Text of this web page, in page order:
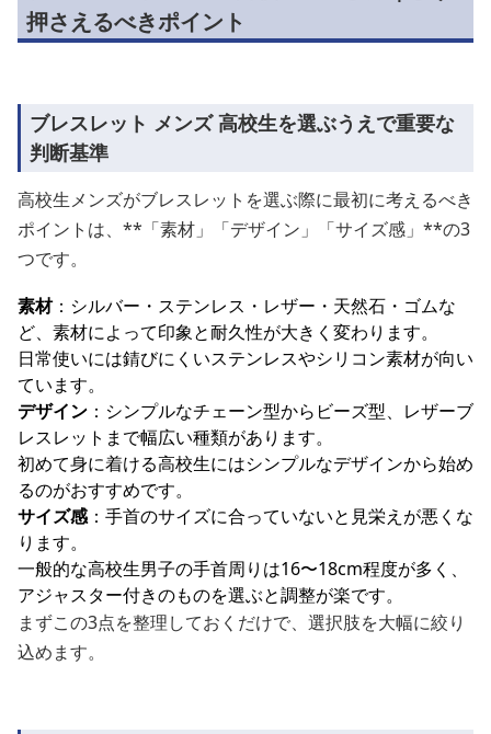
押さえるべきポイント
ブレスレット メンズ 高校生を選ぶうえで重要な
判断基準
高校生メンズがブレスレットを選ぶ際に最初に考えるべき
ポイントは、**「素材」「デザイン」「サイズ感」**の3
つです。
素材：シルバー・ステンレス・レザー・天然石・ゴムな
ど、素材によって印象と耐久性が大きく変わります。
日常使いには錆びにくいステンレスやシリコン素材が向い
ています。
デザイン ：シンプルなチェーン型からビーズ型、レザーブ
レスレットまで幅広い種類があります。
初めて身に着ける高校生にはシンプルなデザインから始め
るのがおすすめです。
サイズ感：手首のサイズに合っていないと見栄えが悪くな
ります。
一般的な高校生男子の手首周りは16〜18cm程度が多く、
アジャスター付きのものを選ぶと調整が楽です。
まずこの3点を整理しておくだけで、選択肢を大幅に絞り
込めます。